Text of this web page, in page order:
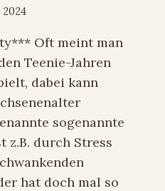
2024
Oft meint man
Teenie-Jahren
dabei kann
sogenannte
z.B. durch Stress
hat doch mal so